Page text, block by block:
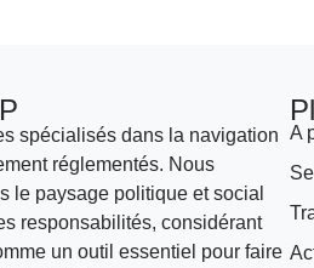
spécialisés dans la navigation
réglementés. Nous
le paysage politique et social
responsabilités, considérant
un outil essentiel pour faire
A